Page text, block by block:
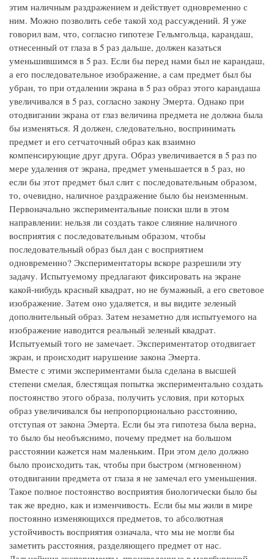
этим наличным раздражением и действует одновременно с
ним. Можно позволить себе такой ход рассуждений. Я уже
говорил вам, что, согласно гипотезе Гельмгольца, карандаш,
отнесенный от глаза в 5 раз дальше, должен казаться
уменьшившимся в 5 раз. Если бы перед нами был не карандаш,
а его последовательное изображение, а сам предмет был бы
убран, то при отдалении экрана в 5 раз образ этого карандаша
увеличивался в 5 раз, согласно закону Эмерта. Однако при
отодвигании экрана от глаз величина предмета не должна была
бы изменяться. Я должен, следовательно, воспринимать
предмет и его сетчаточный образ как взаимно
компенсирующие друг друга. Образ увеличивается в 5 раз по
мере удаления от экрана, предмет уменьшается в 5 раз, но
если бы этот предмет был слит с последовательным образом,
то, очевидно, наличное раздражение было бы неизменным.
Первоначально экспериментальные поиски шли в этом
направлении: нельзя ли создать такое слияние наличного
восприятия с последовательным образом, чтобы
последовательный образ был дан с восприятием
одновременно? Экспериментаторы вскоре разрешили эту
задачу. Испытуемому предлагают фиксировать на экране
какой-нибудь красный квадрат, но не бумажный, а его световое
изображение. Затем оно удаляется, и вы видите зеленый
дополнительный образ. Затем незаметно для испытуемого на
изображение наводится реальный зеленый квадрат.
Испытуемый того не замечает. Экспериментатор отодвигает
экран, и происходит нарушение закона Эмерта.
Вместе с этими экспериментами была сделана в высшей
степени смелая, блестящая попытка экспериментально создать
постоянство этого образа, получить условия, при которых
образ увеличивался бы непропорционально расстоянию,
отступая от закона Эмерта. Если бы эта гипотеза была верна,
то было бы необъяснимо, почему предмет на большом
расстоянии кажется нам маленьким. При этом дело должно
было происходить так, чтобы при быстром (мгновенном)
отодвигании предмета от глаза я не замечал его уменьшения.
Такое полное постоянство восприятия биологически было бы
так же вредно, как и изменчивость. Если бы мы жили в мире
постоянно изменяющихся предметов, то абсолютная
устойчивость восприятия означала, что мы не могли бы
заметить расстояния, разделяющего предмет от нас.